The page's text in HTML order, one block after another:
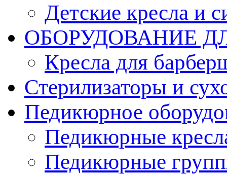
Детские кресла и
ОБОРУДОВАНИЕ
Кресла для
Стерилизаторы и
Педикюрное
Педикюрные
Педикюрные